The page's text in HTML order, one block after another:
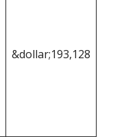
&dollar;193,128